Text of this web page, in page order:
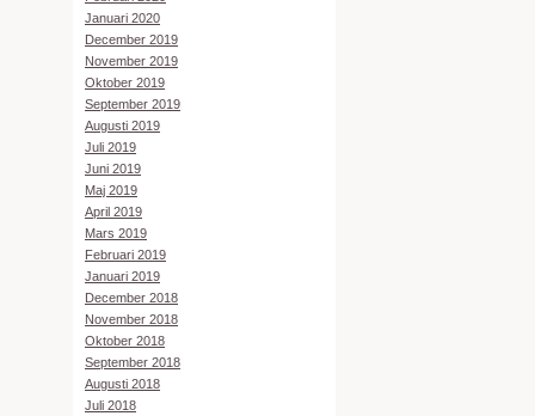
Januari 2020
December 2019
November 2019
Oktober 2019
September 2019
Augusti 2019
Juli 2019
Juni 2019
Maj 2019
April 2019
Mars 2019
Februari 2019
Januari 2019
December 2018
November 2018
Oktober 2018
September 2018
Augusti 2018
Juli 2018